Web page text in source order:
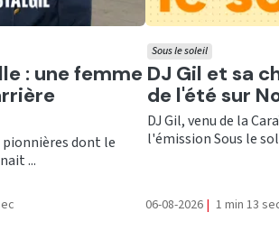
: une femme
pionnières dont le
...
Ecouter
DJ Gil et sa
de l'été sur
Sous le soleil
DJ Gil, venu de la
l'émission Sous le
06-08-2026 | 1 min 13